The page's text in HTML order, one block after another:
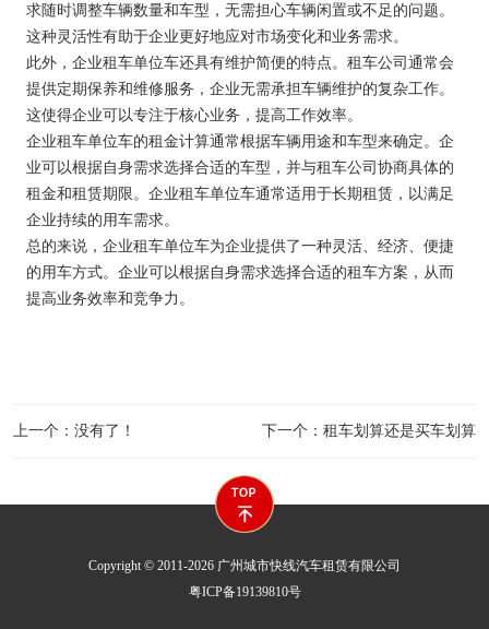
求随时调整车辆数量和车型，无需担心车辆闲置或不足的问题。
这种灵活性有助于企业更好地应对市场变化和业务需求。
此外，企业租车单位车还具有维护简便的特点。租车公司通常会
提供定期保养和维修服务，企业无需承担车辆维护的复杂工作。
这使得企业可以专注于核心业务，提高工作效率。
企业租车单位车的租金计算通常根据车辆用途和车型来确定。企
业可以根据自身需求选择合适的车型，并与租车公司协商具体的
租金和租赁期限。企业租车单位车通常适用于长期租赁，以满足
企业持续的用车需求。
总的来说，企业租车单位车为企业提供了一种灵活、经济、便捷
的用车方式。企业可以根据自身需求选择合适的租车方案，从而
提高业务效率和竞争力。
上一个：没有了！ 下一个：租车划算还是买车划算
Copyright © 2011-2026 广州城市快线汽车租赁有限公司
粤ICP备19139810号